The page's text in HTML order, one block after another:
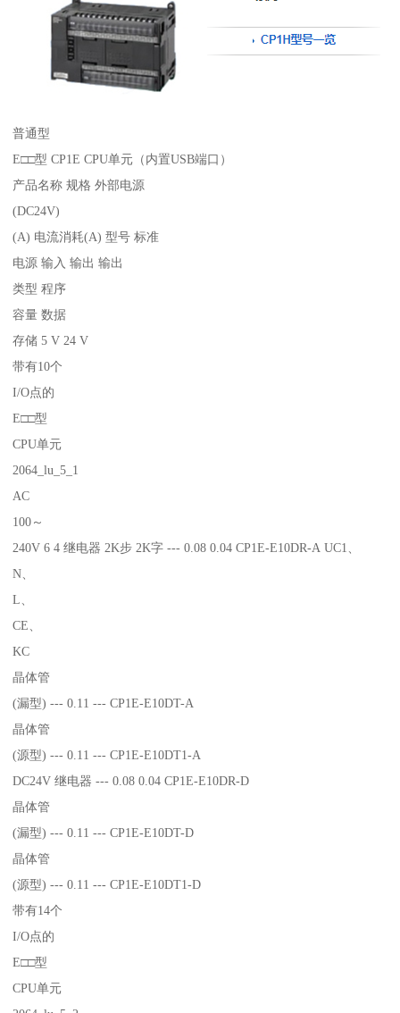
普通型
E□□型 CP1E CPU单元（内置USB端口）
产品名称 规格 外部电源
(DC24V)
(A) 电流消耗(A) 型号 标准
电源 输入 输出 输出
类型 程序
容量 数据
存储 5 V 24 V
带有10个
I/O点的
E□□型
CPU单元
2064_lu_5_1
AC
100～
240V 6 4 继电器 2K步 2K字 --- 0.08 0.04 CP1E-E10DR-A UC1、
N、
L、
CE、
KC
晶体管
(漏型) --- 0.11 --- CP1E-E10DT-A
晶体管
(源型) --- 0.11 --- CP1E-E10DT1-A
DC24V 继电器 --- 0.08 0.04 CP1E-E10DR-D
晶体管
(漏型) --- 0.11 --- CP1E-E10DT-D
晶体管
(源型) --- 0.11 --- CP1E-E10DT1-D
带有14个
I/O点的
E□□型
CPU单元